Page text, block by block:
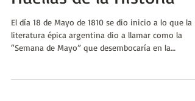
18 may
Semana de Mayo, un
resumen para todos |